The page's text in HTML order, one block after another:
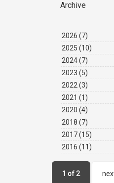
Archive
2026 (7)
2025 (10)
2024(7)
2023 (5)
2022 (3)
2021 (1)
2020 (4)
2018 (7)
2017(15)
2016 (11)
1 of 2